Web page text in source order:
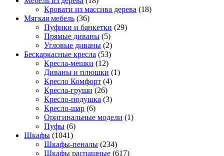
Кровати из массива дерева (18)
Мягкая мебель (36)
Пуфики и банкетки (29)
Прямые диваны (5)
Угловые диваны (2)
Бескаркасные кресла (53)
Кресла-мешки (12)
Диваны и плюшки (1)
Кресло Комфорт (4)
Кресла-груши (26)
Кресло-подушка (3)
Кресло-шар (6)
Оригинальные модели (1)
Пуфы (6)
Шкафы (1041)
Шкафы-пеналы (234)
Шкафы распашные (617)